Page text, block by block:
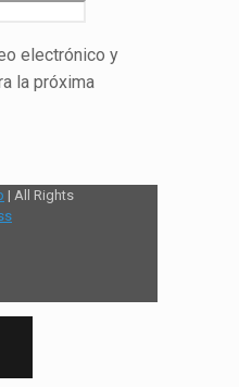
electrónico y
la próxima
| All Rights